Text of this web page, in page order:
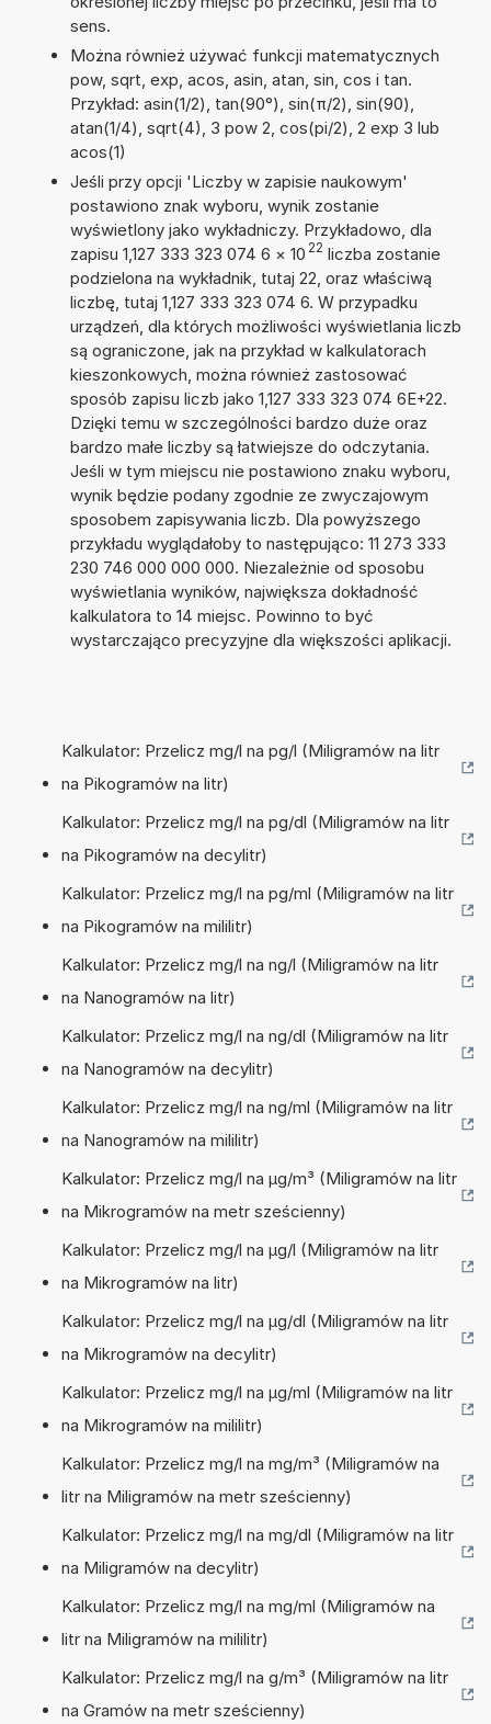
sens.
Można również używać funkcji matematycznych
pow, sqrt, exp, acos, asin, atan, sin, cos i tan.
Przykład: asin(1/2), tan(90°), sin(π/2), sin(90),
atan(1/4), sqrt(4), 3 pow 2, cos(pi/2), 2 exp 3 lub
acos(1)
Jeśli przy opcji 'Liczby w zapisie naukowym'
postawiono znak wyboru, wynik zostanie
wyświetlony jako wykładniczy. Przykładowo, dla
zapisu 1,127 333 323 074 6 × 10 22 liczba zostanie
podzielona na wykładnik, tutaj 22, oraz właściwą
liczbę, tutaj 1,127 333 323 074 6. W przypadku
urządzeń, dla których możliwości wyświetlania liczb
są ograniczone, jak na przykład w kalkulatorach
kieszonkowych, można również zastosować
sposób zapisu liczb jako 1,127 333 323 074 6E+22.
Dzięki temu w szczególności bardzo duże oraz
bardzo małe liczby są łatwiejsze do odczytania.
Jeśli w tym miejscu nie postawiono znaku wyboru,
wynik będzie podany zgodnie ze zwyczajowym
sposobem zapisywania liczb. Dla powyższego
przykładu wyglądałoby to następująco: 11 273 333
230 746 000 000 000. Niezależnie od sposobu
wyświetlania wyników, największa dokładność
kalkulatora to 14 miejsc. Powinno to być
wystarczająco precyzyjne dla większości aplikacji.
Kalkulator: Przelicz mg/l na pg/l (Miligramów na litr
na Pikogramów na litr)
Kalkulator: Przelicz mg/l na pg/dl (Miligramów na litr
na Pikogramów na decylitr)
Kalkulator: Przelicz mg/l na pg/ml (Miligramów na litr
na Pikogramów na mililitr)
Kalkulator: Przelicz mg/l na ng/l (Miligramów na litr
na Nanogramów na litr)
Kalkulator: Przelicz mg/l na ng/dl (Miligramów na litr
na Nanogramów na decylitr)
Kalkulator: Przelicz mg/l na ng/ml (Miligramów na litr
na Nanogramów na mililitr)
Kalkulator: Przelicz mg/l na µg/m³ (Miligramów na litr
na Mikrogramów na metr sześcienny)
Kalkulator: Przelicz mg/l na µg/l (Miligramów na litr
na Mikrogramów na litr)
Kalkulator: Przelicz mg/l na µg/dl (Miligramów na litr
na Mikrogramów na decylitr)
Kalkulator: Przelicz mg/l na µg/ml (Miligramów na litr
na Mikrogramów na mililitr)
Kalkulator: Przelicz mg/l na mg/m³ (Miligramów na
litr na Miligramów na metr sześcienny)
Kalkulator: Przelicz mg/l na mg/dl (Miligramów na litr
na Miligramów na decylitr)
Kalkulator: Przelicz mg/l na mg/ml (Miligramów na
litr na Miligramów na mililitr)
Kalkulator: Przelicz mg/l na g/m³ (Miligramów na litr
na Gramów na metr sześcienny)